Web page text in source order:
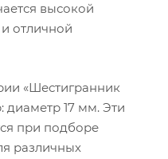
высокой
отличной
«Шестигранник
диаметр 17 мм. Эти
при подборе
различных